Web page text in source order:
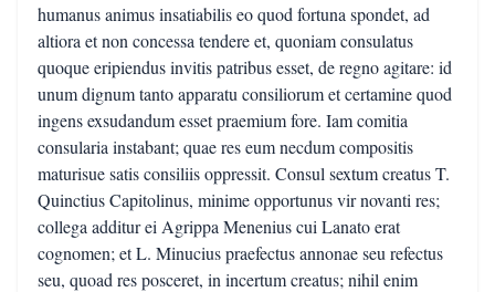
humanus animus insatiabilis eo quod fortuna spondet, ad
altiora et non concessa tendere et, quoniam consulatus
quoque eripiendus invitis patribus esset, de regno agitare: id
unum dignum tanto apparatu consiliorum et certamine quod
ingens exsudandum esset praemium fore. Iam comitia
consularia instabant; quae res eum necdum compositis
maturisue satis consiliis oppressit. Consul sextum creatus T.
Quinctius Capitolinus, minime opportunus vir novanti res;
collega additur ei Agrippa Menenius cui Lanato erat
cognomen; et L. Minucius praefectus annonae seu refectus
seu, quoad res posceret, in incertum creatus; nihil enim